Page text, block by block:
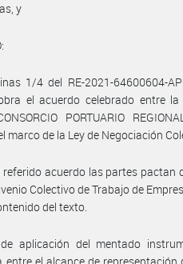
y
1/4 del RE-2021-64600604-
el acuerdo celebrado entre
PORTUARIO
marco de la Ley de Negociación
referido acuerdo las partes pactan
Colectivo de Trabajo de
del texto.
aplicación del mentado